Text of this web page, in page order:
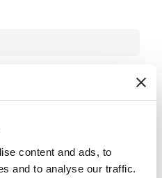
content and ads, to
and to analyse our traffic.